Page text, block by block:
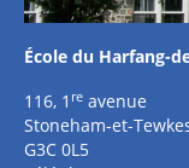
École du Harfang-
116, 1 re avenue
Stoneham-et-
G3C 0L5